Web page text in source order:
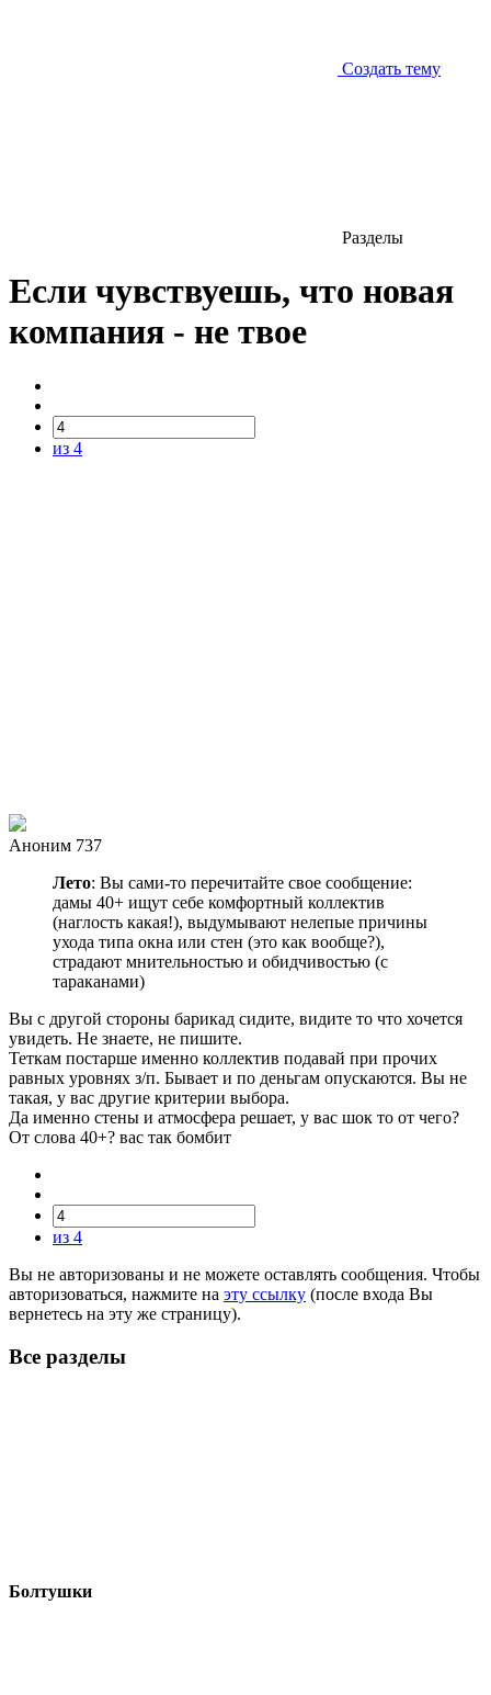
Создать тему
Разделы
Если чувствуешь, что новая
компания - не твое
из 4
Аноним 737
Лето: Вы сами-то перечитайте свое сообщение:
дамы 40+ ищут себе комфортный коллектив
(наглость какая!), выдумывают нелепые причины
ухода типа окна или стен (это как вообще?),
страдают мнительностью и обидчивостью (с
тараканами)
Вы с другой стороны барикад сидите, видите то что хочется
увидеть. Не знаете, не пишите.
Теткам постарше именно коллектив подавай при прочих
равных уровнях з/п. Бывает и по деньгам опускаются. Вы не
такая, у вас другие критерии выбора.
Да именно стены и атмосфера решает, у вас шок то от чего?
От слова 40+? вас так бомбит
из 4
Вы не авторизованы и не можете оставлять сообщения. Чтобы
авторизоваться, нажмите на эту ссылку (после входа Вы
вернетесь на эту же страницу).
Все разделы
Болтушки